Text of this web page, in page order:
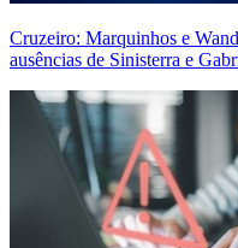
Cruzeiro: Marquinhos e
ausências de Sinisterra e